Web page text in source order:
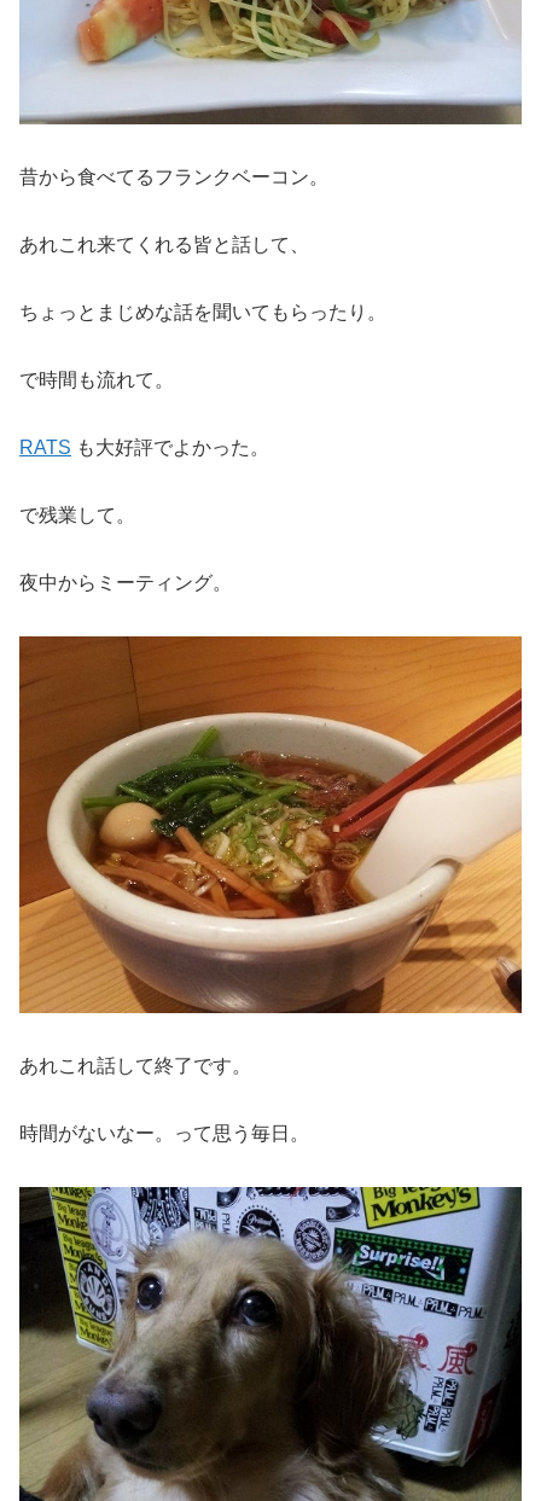
昔から食べてるフランクベーコン。
あれこれ来てくれる皆と話して、
ちょっとまじめな話を聞いてもらったり。
で時間も流れて。
RATS も大好評でよかった。
で残業して。
夜中からミーティング。
あれこれ話して終了です。
時間がないなー。って思う毎日。